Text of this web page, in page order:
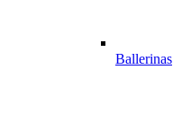
Ballerinas